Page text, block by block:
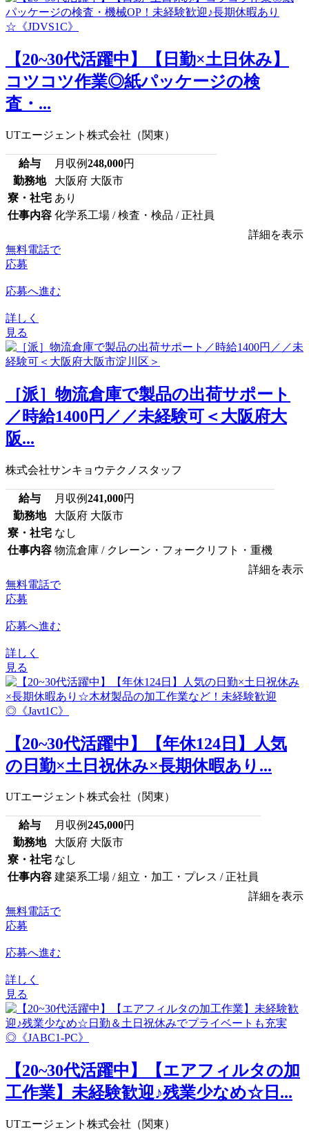
【20~30代活躍中】【日勤×土日休み】
コツコツ作業◎紙パッケージの検
査・...
UTエージェント株式会社（関東）
給与 月収例248,000円
勤務地
大阪府 大阪市
寮・社宅 あり
仕事内容 化学系工場 / 検査・検品 / 正社員
詳細を表示
無料電話で
応募
応募へ進む
詳しく
見る
［派］物流倉庫で製品の出荷サポート
／時給1400円／／未経験可＜大阪府大
阪...
株式会社サンキョウテクノスタッフ
給与 月収例241,000円
勤務地
大阪府 大阪市
寮・社宅 なし
仕事内容 物流倉庫 / クレーン・フォークリフト・重機
詳細を表示
無料電話で
応募
応募へ進む
詳しく
見る
【20~30代活躍中】【年休124日】人気
の日勤×土日祝休み×長期休暇あり...
UTエージェント株式会社（関東）
給与 月収例245,000円
勤務地
大阪府 大阪市
寮・社宅 なし
仕事内容 建築系工場 / 組立・加工・プレス / 正社員
詳細を表示
無料電話で
応募
応募へ進む
詳しく
見る
【20~30代活躍中】【エアフィルタの加
工作業】未経験歓迎♪残業少なめ☆日...
UTエージェント株式会社（関東）